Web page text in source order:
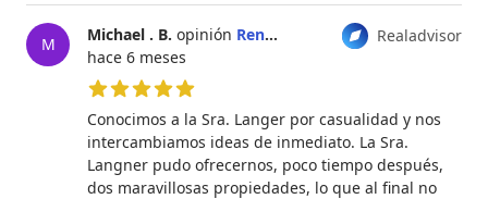
M Realadvisor
Michael . B. opinión Renate Langer
hace 6 meses
5 de 5 estrellas
Conocimos a la Sra. Langer por casualidad y nos
intercambiamos ideas de inmediato. La Sra.
Langner pudo ofrecernos, poco tiempo después,
dos maravillosas propiedades, lo que al final no